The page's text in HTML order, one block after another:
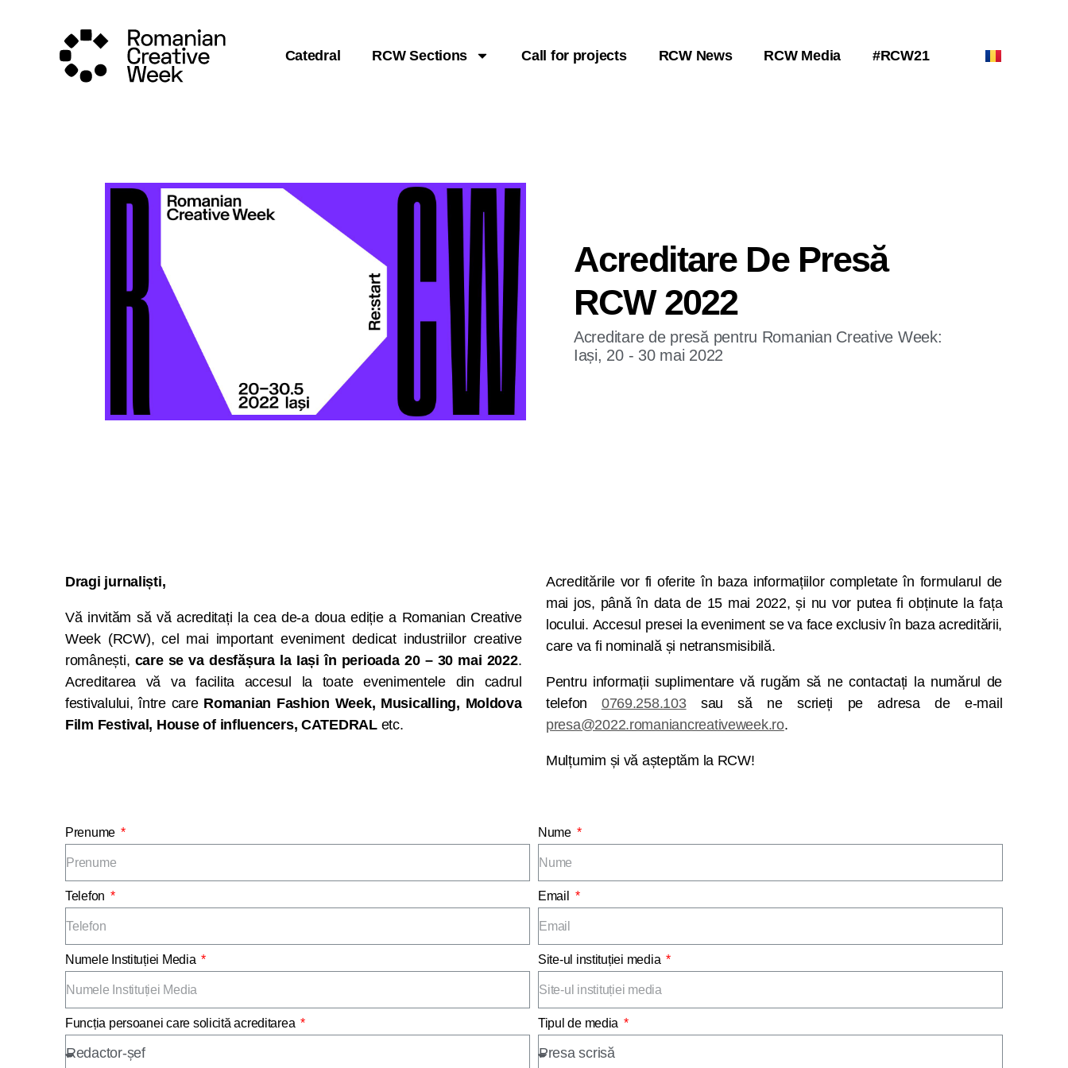
Catedral RCW Sections Call for projects RCW News RCW Media #RCW21
Acreditare De Presă
RCW 2022
Acreditare de presă pentru Romanian Creative Week:
Iași, 20 - 30 mai 2022
Dragi jurnaliști,
Vă invităm să vă acreditați la cea de-a doua ediție a Romanian Creative
Week (RCW), cel mai important eveniment dedicat industriilor creative
românești, care se va desfășura la Iași în perioada 20 – 30 mai 2022.
Acreditarea vă va facilita accesul la toate evenimentele din cadrul
festivalului, între care Romanian Fashion Week, Musicalling, Moldova
Film Festival, House of influencers, CATEDRALetc.
Acreditările vor fi oferite în baza informațiilor completate în formularul de
mai jos, până în data de 15 mai 2022, și nu vor putea fi obținute la fața
locului. Accesul presei la eveniment se va face exclusiv în baza acreditării,
care va fi nominală și netransmisibilă.
Pentru informații suplimentare vă rugăm să ne contactați la numărul de
telefon 0769.258.103sau să ne scrieți pe adresa de e-mail
presa@2022.romaniancreativeweek.ro.
Mulțumim și vă așteptăm la RCW!
Prenume Nume
Telefon Email
Numele Instituției Media Site-ul instituției media
Funcția persoanei care solicită acreditarea Tipul de media